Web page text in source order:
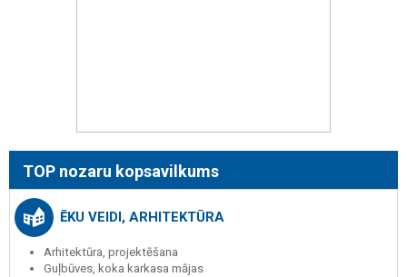
TOP nozaru kopsavilkums
ĒKU VEIDI, ARHITEKTŪRA
Arhitektūra, projektēšana
Guļbūves, koka karkasa mājas